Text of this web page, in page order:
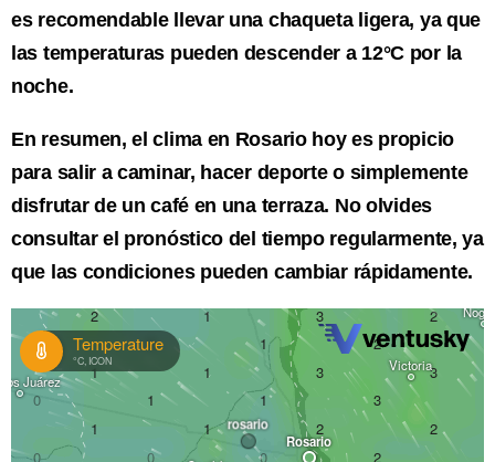
es recomendable llevar una chaqueta ligera, ya que
las temperaturas pueden descender a 12°C por la
noche.
En resumen, el clima en Rosario hoy es propicio
para salir a caminar, hacer deporte o simplemente
disfrutar de un café en una terraza. No olvides
consultar el pronóstico del tiempo regularmente, ya
que las condiciones pueden cambiar rápidamente.